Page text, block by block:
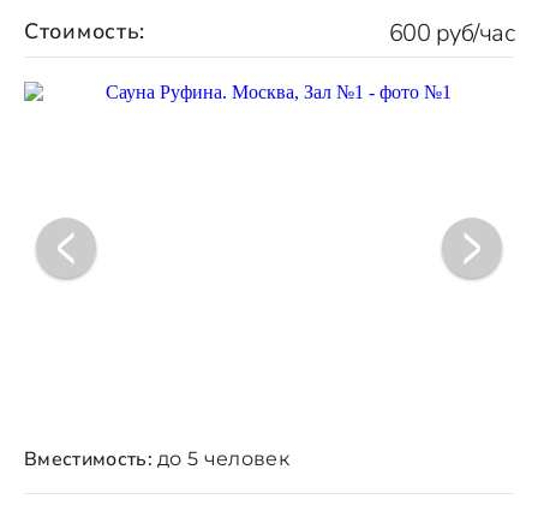
Стоимость: 600 руб/час
Вместимость: до 5 человек